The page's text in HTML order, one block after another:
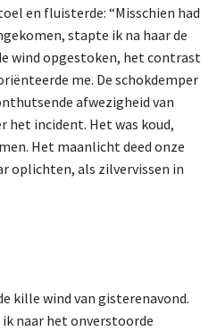
en fluisterde: “Misschien had
stapte ik na haar de
wind opgestoken, het contrast
me. De schokdemper
afwezigheid van
het incident. Het was koud,
Het maanlicht deed onze
oplichten, als zilvervissen in
kille wind van gisterenavond.
naar het onverstoorde